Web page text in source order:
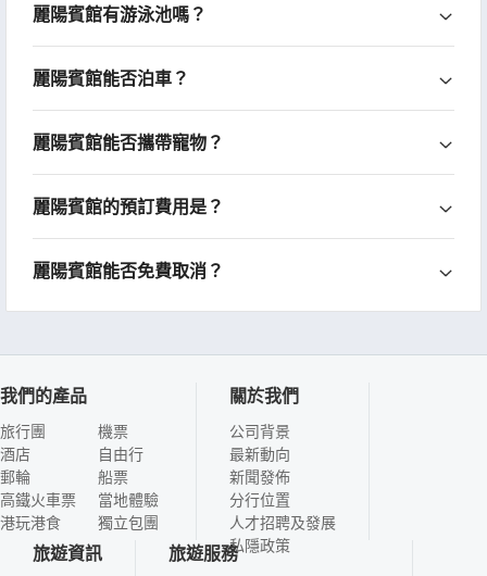
麗陽賓館有游泳池嗎？
麗陽賓館能否泊車？
麗陽賓館能否攜帶寵物？
麗陽賓館的預訂費用是？
麗陽賓館能否免費取消？
我們的產品
旅行團
酒店
郵輪
高鐵火車票
港玩港食
機票
自由行
船票
當地體驗
獨立包團
關於我們
公司背景
最新動向
新聞發佈
分行位置
人才招聘及發展
私隱政策
旅遊資訊 旅遊服務